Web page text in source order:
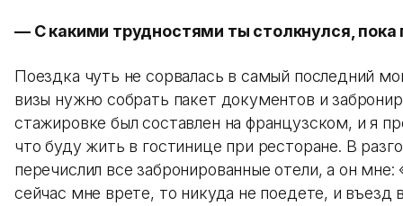
— С какими трудностями ты столкнулся,
Поездка чуть не сорвалась в самый последний
визы нужно собрать пакет документов и
стажировке был составлен на французском, и я
что буду жить в гостинице при ресторане. В
перечислил все забронированные отели, а он
сейчас мне врете, то никуда не поедете, и въезд